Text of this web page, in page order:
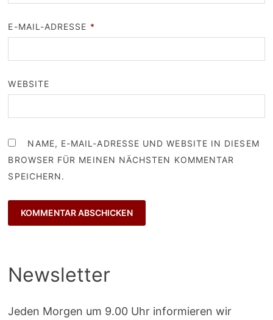
E-MAIL-ADRESSE *
WEBSITE
NAME, E-MAIL-ADRESSE UND WEBSITE IN DIESEM
BROWSER FÜR MEINEN NÄCHSTEN KOMMENTAR
SPEICHERN.
Newsletter
Jeden Morgen um 9.00 Uhr informieren wir